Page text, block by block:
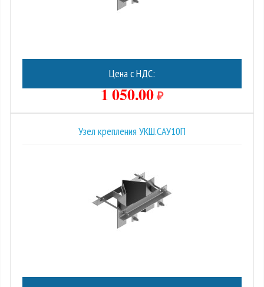
Цена с НДС:
1 050.00₽
Узел крепления УКШ.САУ10П